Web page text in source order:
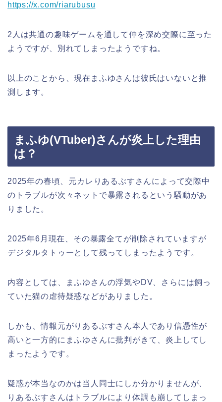
https://x.com/riarubusu
2人は共通の趣味ゲームを通して仲を深め交際に至った
ようですが、別れてしまったようですね。
以上のことから、現在まふゆさんは彼氏はいないと推
測します。
まふゆ(VTuber)さんが炎上した理由
は？
2025年の春頃、元カレりあるぶすさんによって交際中
のトラブルが次々ネットで暴露されるという騒動があ
りました。
2025年6月現在、その暴露全てが削除されていますが
デジタルタトゥーとして残ってしまったようです。
内容としては、まふゆさんの浮気やDV、さらには飼っ
ていた猫の虐待疑惑などがありました。
しかも、情報元がりあるぶすさん本人であり信憑性が
高いと一方的にまふゆさんに批判がきて、炎上してし
まったようです。
疑惑が本当なのかは当人同士にしか分かりませんが、
りあるぶすさんはトラブルにより体調も崩してしまっ